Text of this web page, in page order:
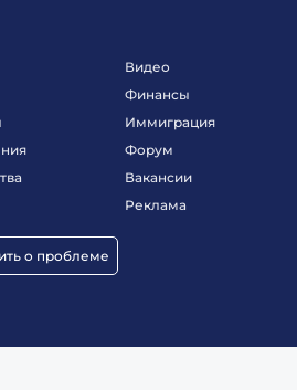
о проблеме
Видео
Финансы
Иммиграция
Форум
Вакансии
Реклама